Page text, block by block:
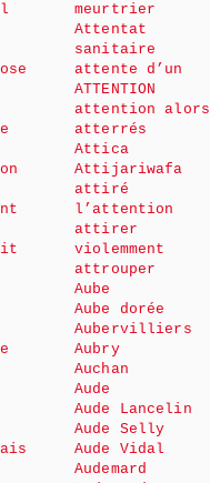
meurtrier
Attentat
sanitaire
attente d’un
ATTENTION
attention alors
atterrés
Attica
Attijariwafa
attiré
l’attention
attirer
violemment
attrouper
Aube
Aube dorée
Aubervilliers
Aubry
Auchan
Aude
Aude Lancelin
Aude Selly
Aude Vidal
Audemard